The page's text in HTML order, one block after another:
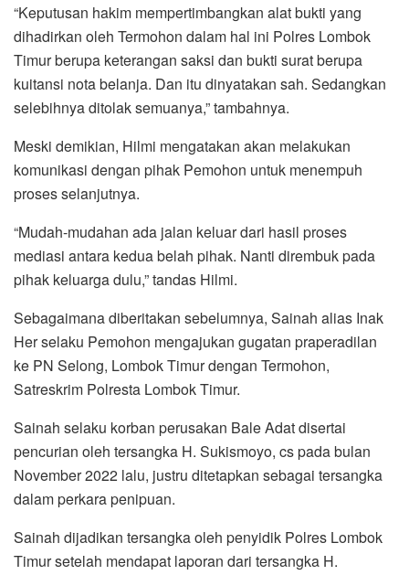
“Keputusan hakim mempertimbangkan alat bukti yang
dihadirkan oleh Termohon dalam hal ini Polres Lombok
Timur berupa keterangan saksi dan bukti surat berupa
kuitansi nota belanja. Dan itu dinyatakan sah. Sedangkan
selebihnya ditolak semuanya,” tambahnya.
Meski demikian, Hilmi mengatakan akan melakukan
komunikasi dengan pihak Pemohon untuk menempuh
proses selanjutnya.
“Mudah-mudahan ada jalan keluar dari hasil proses
mediasi antara kedua belah pihak. Nanti dirembuk pada
pihak keluarga dulu,” tandas Hilmi.
Sebagaimana diberitakan sebelumnya, Sainah alias Inak
Her selaku Pemohon mengajukan gugatan praperadilan
ke PN Selong, Lombok Timur dengan Termohon,
Satreskrim Polresta Lombok Timur.
Sainah selaku korban perusakan Bale Adat disertai
pencurian oleh tersangka H. Sukismoyo, cs pada bulan
November 2022 lalu, justru ditetapkan sebagai tersangka
dalam perkara penipuan.
Sainah dijadikan tersangka oleh penyidik Polres Lombok
Timur setelah mendapat laporan dari tersangka H.